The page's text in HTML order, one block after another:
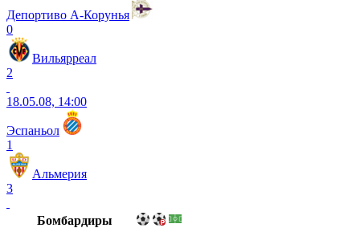
Депортиво А-Корунья
0
Вильярреал
2
18.05.08, 14:00
Эспаньол
1
Альмерия
3
Бомбардиры